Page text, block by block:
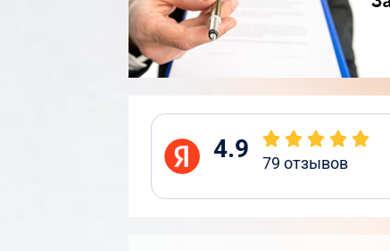
4.9 79 отзывов